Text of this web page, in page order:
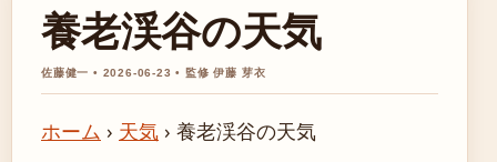
養老渓谷の天気
佐藤健一 • 2026-06-23 • 監修 伊藤 芽衣
ホーム › 天気 › 養老渓谷の天気